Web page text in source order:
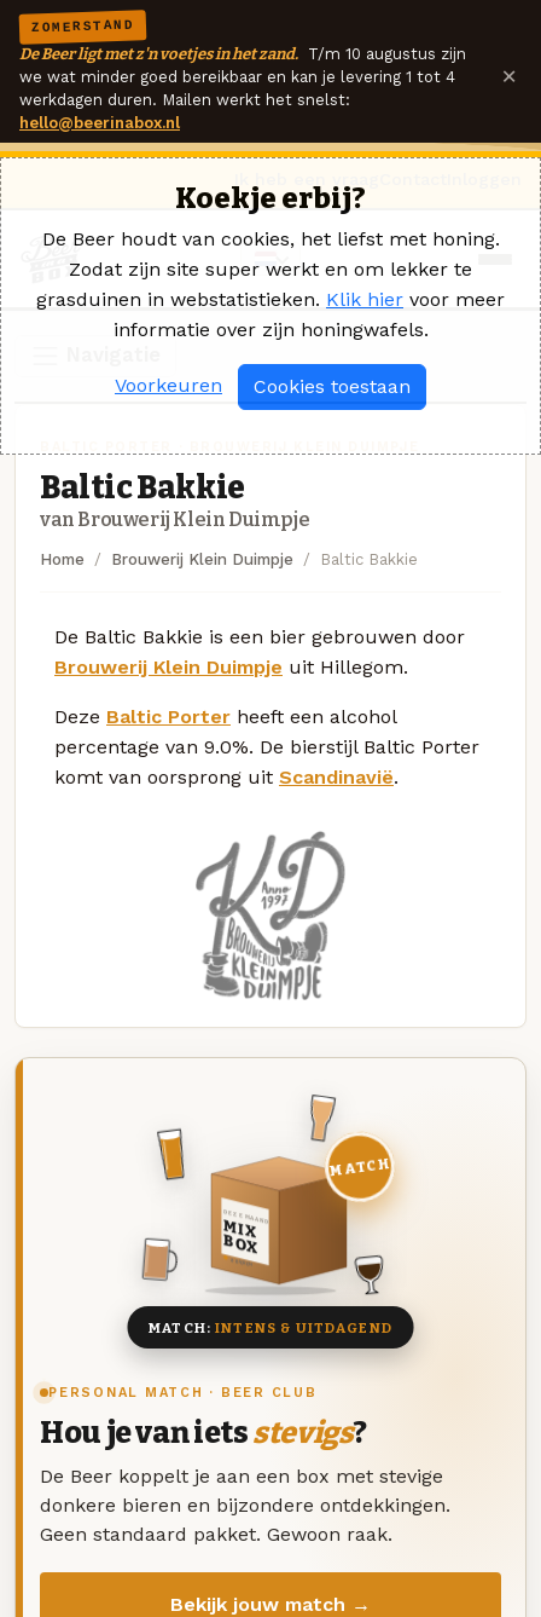
ZOMERSTAND
De Beer ligt met z'n voetjes in het zand. T/m 10 augustus zijn
we wat minder goed bereikbaar en kan je levering 1 tot 4
werkdagen duren. Mailen werkt het snelst:
hello@beerinabox.nl
×
Baltic Bakkie
van Brouwerij Klein Duimpje
Home Brouwerij Klein Duimpje Baltic Bakkie
De Baltic Bakkie is een bier gebrouwen door
Brouwerij Klein Duimpje uit Hillegom.
Deze Baltic Porter heeft een alcohol
percentage van 9.0%. De bierstijl Baltic Porter
komt van oorsprong uit Scandinavië.
PERSONAL MATCH · BEER CLUB
Hou je van ietsstevigs?
De Beer koppelt je aan een box met stevige
donkere bieren en bijzondere ontdekkingen.
Geen standaard pakket. Gewoon raak.
Bekijk jouw match →
DEZE MAAND
MIX
BOX
8 BIEREN
MATCH
MATCH:INTENS & UITDAGEND
Koekje erbij?
De Beer houdt van cookies, het liefst met honing.
Zodat zijn site super werkt en om lekker te
grasduinen in webstatistieken. Klik hier voor meer
informatie over zijn honingwafels.
Voorkeuren Cookies toestaan